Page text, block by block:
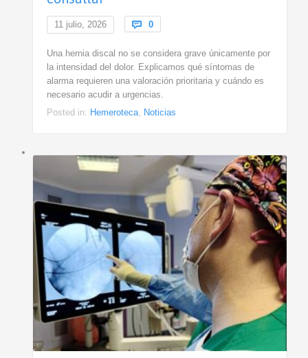
11 julio, 2026  0Comments
Una hernia discal no se considera grave únicamente por
la intensidad del dolor. Explicamos qué síntomas de
alarma requieren una valoración prioritaria y cuándo es
necesario acudir a urgencias.
Posted in: Hemeroteca, Noticias